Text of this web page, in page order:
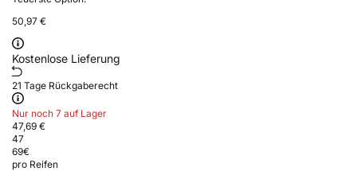
50,97 €
Kostenlose Lieferung
21 Tage Rückgaberecht
Nur noch 7 auf Lager
47,69 €
47
69€
pro Reifen